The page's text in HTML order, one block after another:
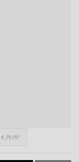
#„PŁYŃ"